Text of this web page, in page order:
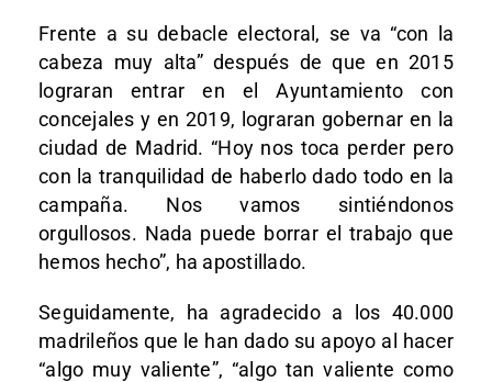
Frente a su debacle electoral, se va “con la
cabeza muy alta” después de que en 2015
lograran entrar en el Ayuntamiento con
concejales y en 2019, lograran gobernar en la
ciudad de Madrid. “Hoy nos toca perder pero
con la tranquilidad de haberlo dado todo en la
campaña. Nos vamos sintiéndonos
orgullosos. Nada puede borrar el trabajo que
hemos hecho”, ha apostillado.
Seguidamente, ha agradecido a los 40.000
madrileños que le han dado su apoyo al hacer
“algo muy valiente”, “algo tan valiente como